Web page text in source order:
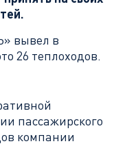
вывел в
26 теплоходов.
пассажирского
компании